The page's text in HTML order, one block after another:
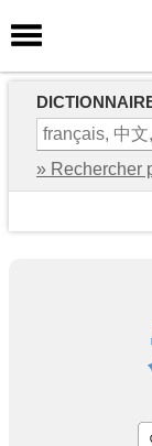
» Rechercher